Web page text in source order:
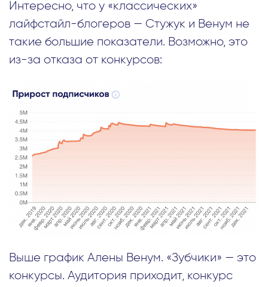
Интересно, что у «классических»
лайфстайл-блогеров — Стужук и Венум не
такие большие показатели. Возможно, это
из-за отказа от конкурсов:
Выше график Алены Венум. «Зубчики» — это
конкурсы. Аудитория приходит, конкурс